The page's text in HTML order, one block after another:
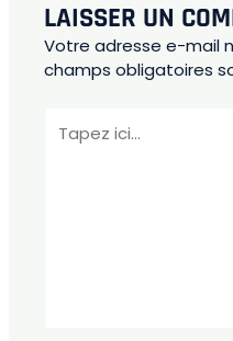
LAISSER UN
Votre adresse e-mail
champs obligatoires
ici...